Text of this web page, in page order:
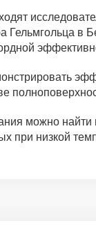
Гельмгольца в
можно найти
при низкой